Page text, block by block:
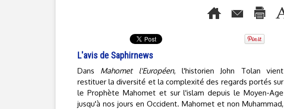
L'avis de Saphirnews
Dans Mahomet l'Européen, l'historien John Tolan vient
restituer la diversité et la complexité des regards portés sur
le Prophète Mahomet et sur l'islam depuis le Moyen-Age
jusqu'à nos jours en Occident. Mahomet et non Muhammad,